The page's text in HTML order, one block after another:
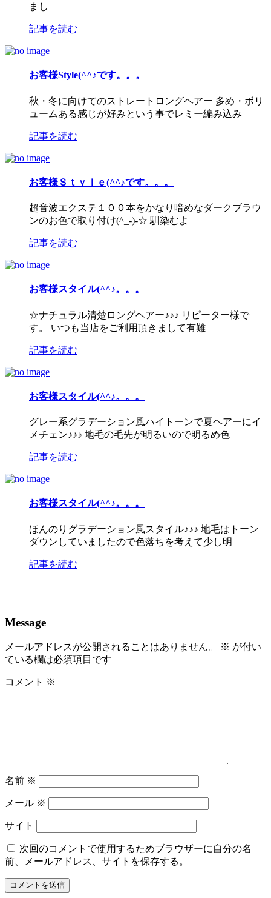
まし
記事を読む
お客様Style(^^♪です。。。
秋・冬に向けてのストレートロングヘアー 多め・ボリ
ュームある感じが好みという事でレミー編み込み
記事を読む
お客様Ｓｔｙｌｅ(^^♪です。。。
超音波エクステ１００本をかなり暗めなダークブラウ
ンのお色で取り付け(^_-)-☆ 馴染むよ
記事を読む
お客様スタイル(^^♪。。。
☆ナチュラル清楚ロングヘアー♪♪♪ リピーター様で
す。 いつも当店をご利用頂きまして有難
記事を読む
お客様スタイル(^^♪。。。
グレー系グラデーション風ハイトーンで夏ヘアーにイ
メチェン♪♪♪ 地毛の毛先が明るいので明るめ色
記事を読む
お客様スタイル(^^♪。。。
ほんのりグラデーション風スタイル♪♪♪ 地毛はトーン
ダウンしていましたので色落ちを考えて少し明
記事を読む
Message
メールアドレスが公開されることはありません。 ※ が付い
ている欄は必須項目です
コメント ※
名前 ※
メール ※
サイト
次回のコメントで使用するためブラウザーに自分の名
前、メールアドレス、サイトを保存する。